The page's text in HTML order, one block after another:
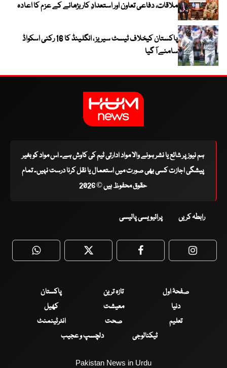
ملاقات، دفاعی تعاون اور استعدادِ کار بڑھانے کے عزم کا اعادہ
پاکستان کیخلاف ٹیسٹ سیریز ، انگلینڈ کا 16 رکنی اسکواڈ
سامنے آ گیا
ہم نیوز پر شائع یا نشر ہونے والا مواد ادارتی ٹیم کی کاوش ہے۔ اس مواد کو بغیر
پیشگی اجازت کسی بھی صورت میں استعمال یا نقل کرنا درست نہیں۔ تمام
حقوق محفوظ ہیں © 2026
رابطہ کریں پرائیویسی پالیسی
WhatsApp Twitter Facebook
صفحۂ اول تازہ ترین
پاکستان
دنیا
معیشت
کھیل
تعلیم
صحت
انٹرٹینمنٹ
ٹیکنالوجی
دلچسپ و عجیب
Pakistan News in Urdu